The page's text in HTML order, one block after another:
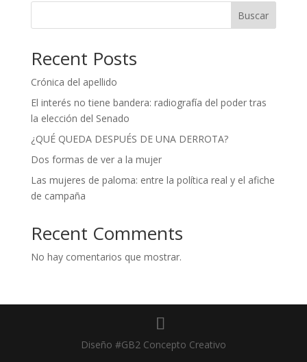
Buscar
Recent Posts
Crónica del apellido
El interés no tiene bandera: radiografía del poder tras
la elección del Senado
¿QUÉ QUEDA DESPUÉS DE UNA DERROTA?
Dos formas de ver a la mujer
Las mujeres de paloma: entre la política real y el afiche
de campaña
Recent Comments
No hay comentarios que mostrar.
Diseño #GB2 Concepto Creativo